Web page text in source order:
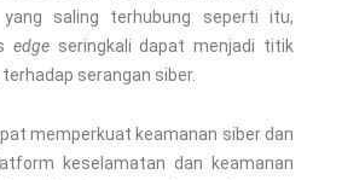
yang saling terhubung seperti itu,
edgeseringkali dapat menjadi titik
serangan siber.
memperkuat keamanan siber dan
keselamatan dan keamanan